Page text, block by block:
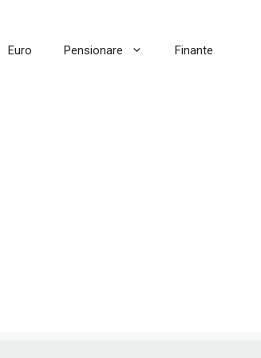
Euro Pensionare Finante